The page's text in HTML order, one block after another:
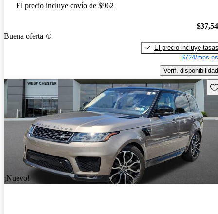
El precio incluye envío de $962
Buena oferta
El precio incluye tasas
$724/mes
Verif. disponibilidad
¡Nuevo!